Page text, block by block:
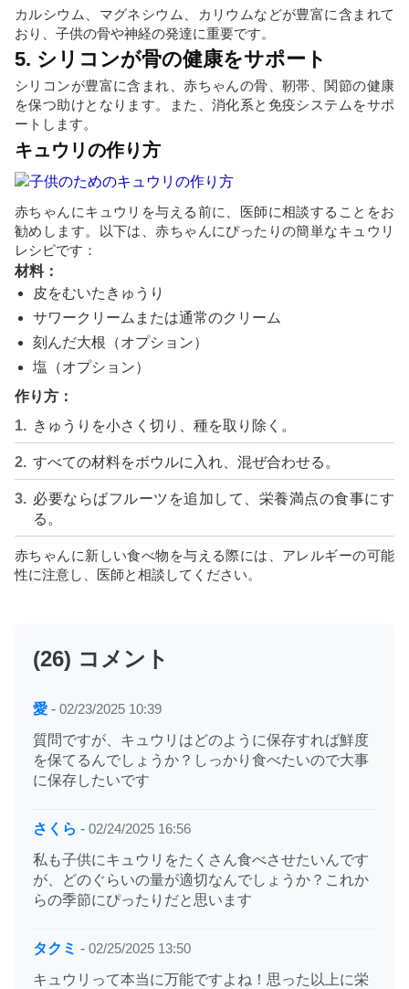
カルシウム、マグネシウム、カリウムなどが豊富に含まれて
おり、子供の骨や神経の発達に重要です。
5. シリコンが骨の健康をサポート
シリコンが豊富に含まれ、赤ちゃんの骨、靭帯、関節の健康
を保つ助けとなります。また、消化系と免疫システムをサポ
ートします。
キュウリの作り方
赤ちゃんにキュウリを与える前に、医師に相談することをお
勧めします。以下は、赤ちゃんにぴったりの簡単なキュウリ
レシピです：
材料：
皮をむいたきゅうり
サワークリームまたは通常のクリーム
刻んだ大根（オプション）
塩（オプション）
作り方：
きゅうりを小さく切り、種を取り除く。
すべての材料をボウルに入れ、混ぜ合わせる。
必要ならばフルーツを追加して、栄養満点の食事にす
る。
赤ちゃんに新しい食べ物を与える際には、アレルギーの可能
性に注意し、医師と相談してください。
(26) コメント
愛 - 02/23/2025 10:39
質問ですが、キュウリはどのように保存すれば鮮度
を保てるんでしょうか？しっかり食べたいので大事
に保存したいです
さくら - 02/24/2025 16:56
私も子供にキュウリをたくさん食べさせたいんです
が、どのぐらいの量が適切なんでしょうか？これか
らの季節にぴったりだと思います
タクミ - 02/25/2025 13:50
キュウリって本当に万能ですよね！思った以上に栄